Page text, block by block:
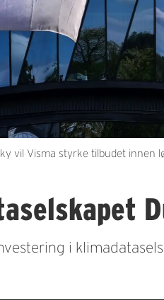
vil Visma styrke tilbudet
i